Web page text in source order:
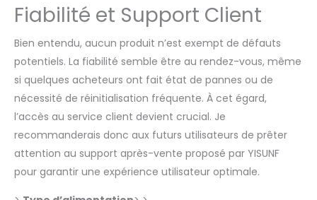
recharge Type-C ne
nécessite aucun
démontage et permet
une recharge
instantanée à tout
moment. HAUTE
PRÉCISION ET
SURVEILLANCE DE LA
FRÉQUENCE CARDIAQUE :
Le tensiometre bras
professionnel
entièrement
Fiabilité et Support Client
Bien entendu, aucun produit n’est exempt de défauts
potentiels. La fiabilité semble être au rendez-vous, même
si quelques acheteurs ont fait état de pannes ou de
nécessité de réinitialisation fréquente. À cet égard,
l’accès au service client devient crucial. Je
recommanderais donc aux futurs utilisateurs de prêter
attention au support après-vente proposé par YISUNF
pour garantir une expérience utilisateur optimale.